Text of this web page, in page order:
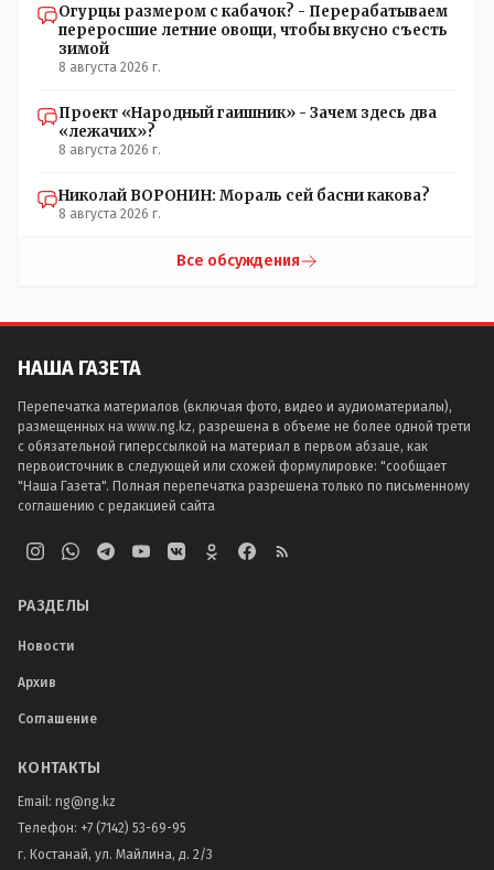
Огурцы размером с кабачок? - Перерабатываем
переросшие летние овощи, чтобы вкусно съесть
зимой
8 августа 2026 г.
Проект «Народный гаишник» - Зачем здесь два
«лежачих»?
8 августа 2026 г.
Николай ВОРОНИН: Мораль сей басни какова?
8 августа 2026 г.
Все обсуждения
НАША ГАЗЕТА
Перепечатка материалов (включая фото, видео и аудиоматериалы),
размещенных на www.ng.kz, разрешена в объеме не более одной трети
с обязательной гиперссылкой на материал в первом абзаце, как
первоисточник в следующей или схожей формулировке: "сообщает
"Наша Газета". Полная перепечатка разрешена только по письменному
соглашению с редакцией сайта
РАЗДЕЛЫ
Новости
Архив
Соглашение
КОНТАКТЫ
Email: ng@ng.kz
Телефон: +7 (7142) 53-69-95
г. Костанай, ул. Майлина, д. 2/3